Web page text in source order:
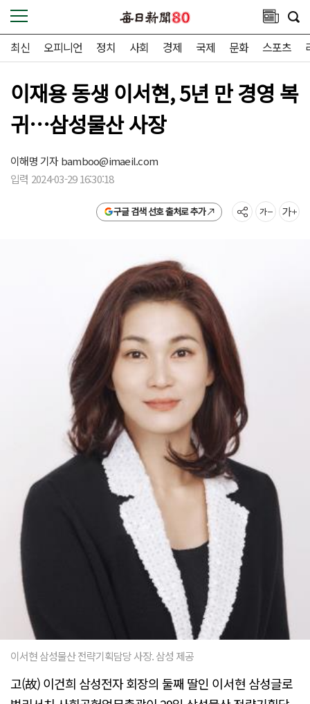
최신 오피니언 정치 사회 경제 국제 문화 스포츠
이재용 동생 이서현, 5년 만 경영 복
귀…삼성물산 사장
이해명 기자bamboo@imaeil.com
입력 2024-03-29 16:30:18
구글 검색 선호 출처로 추가
이서현 삼성물산 전략기획담당 사장. 삼성 제공
고(故) 이건희 삼성전자 회장의 둘째 딸인 이서현 삼성글로